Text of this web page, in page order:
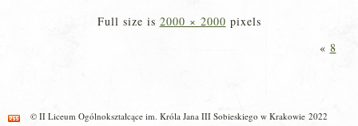
Full size is 2000 × 2000 pixels
« 8
© II Liceum Ogólnokształcące im. Króla Jana III Sobieskiego w Krakowie 2022